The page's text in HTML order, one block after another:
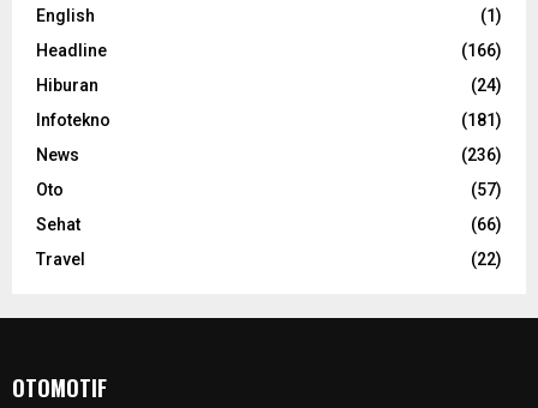
English
(1)
Headline
(166)
Hiburan
(24)
Infotekno
(181)
News
(236)
Oto
(57)
Sehat
(66)
Travel
(22)
OTOMOTIF